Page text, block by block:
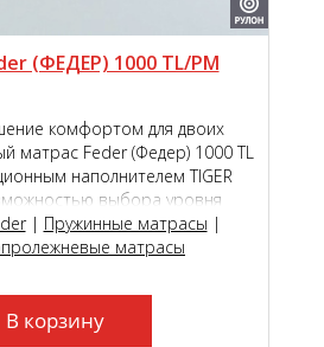
(ФЕДЕР) 1000 TL/PM
комфортом для двоих
матрас Feder (Федер) 1000 ТL
наполнителем TIGER
выбора уровня
на пружинном блоке премиум
Feder Micropocket S 2000.
| Пружинные матрасы |
матрасы
В корзину